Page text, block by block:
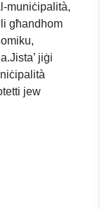
muniċipalità,
għandhom
jiġi
jew